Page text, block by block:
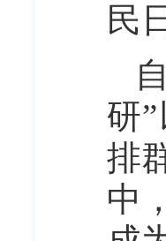
民
研
排
中